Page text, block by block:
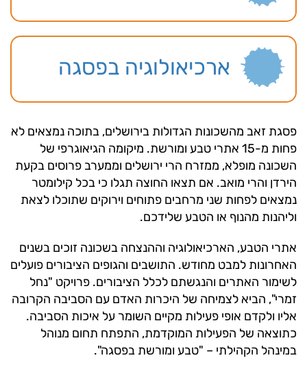
ארכיאולוגיה בפסגה
פסגת זאב מהשכונות הגדולות בירושלים, בתוכה נמצאים לא
פחות מ-15 אתרי טבע ומורשת. מיקומה הגיאוגרפי של
השכונה מופלא, ממזרח הרי ירושלים וממערב פרוסים בקעת
הירדן והרי מואב. אם תצאו החוצה תגלו כי בכל קילומטר
נמצאים לפחות שני מרחבים פתוחים וירוקים שתוכלו לצאת
וליהנות מהנוף או הטבע שלידכם.
אתרי הטבע, הארכיאולוגיה וההנצחה בשכונה זוכים בשנים
האחרונות למבט מחודש. התושבים והגופים הציבורים פועלים
לשימור האתרים והנגשתם לכלל הציבורים. פרויקט "נחל
זמרי", הביא לצמיחה של היכרות האדם עם הסביבה הקרובה
אליו ולקדם אופי פעילות מקיים השומר על איכות הסביבה.
כתוצאה של הפעילות המוקדמת, התפתח תחום מנוהל
במינהל הקהילתי – "טבע ומורשת בפסגה".